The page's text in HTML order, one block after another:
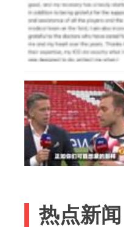
热点新闻